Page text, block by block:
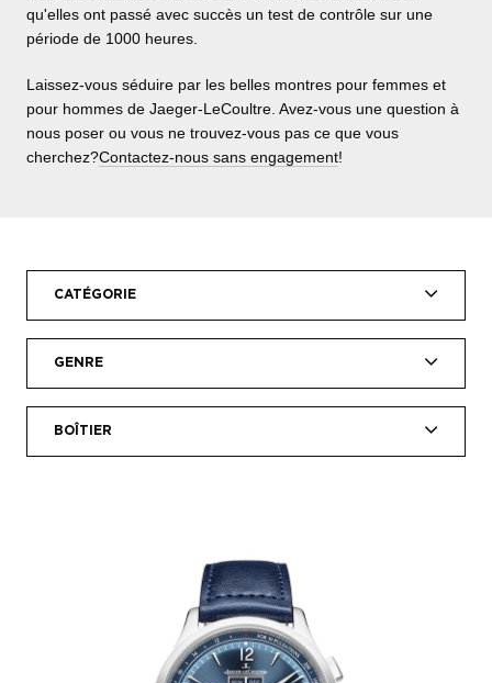
qu'elles ont passé avec succès un test de contrôle sur une
période de 1000 heures.
Laissez-vous séduire par les belles montres pour femmes et
pour hommes de Jaeger-LeCoultre. Avez-vous une question à
nous poser ou vous ne trouvez-vous pas ce que vous
cherchez?Contactez-nous sans engagement!
CATÉGORIE
GENRE
BOÎTIER